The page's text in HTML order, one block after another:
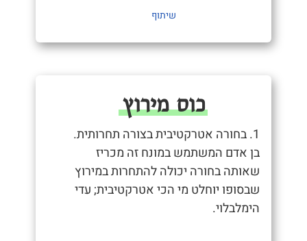
שיתוף
כוס מירוץ
1. בחורה אטרקטיבית בצורה תחרותית.
בן אדם המשתמש במונח זה מכריז
שאותה בחורה יכולה להתחרות במירוץ
שבסופו יוחלט מי הכי אטרקטיבית; עדי
הימלבלוי.